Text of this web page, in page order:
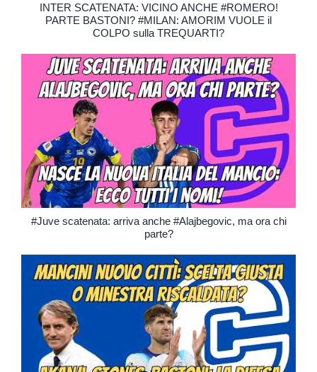
INTER SCATENATA: VICINO ANCHE #ROMERO!
PARTE BASTONI? #MILAN: AMORIM VUOLE il
COLPO sulla TREQUARTI?
#Juve scatenata: arriva anche #Alajbegovic, ma ora chi
parte?